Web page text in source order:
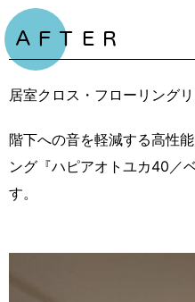
ＡＦＴＥＲ
居室クロス・フローリングリ
階下への音を軽減する高性
ング『ハピアオトユカ40／
す。